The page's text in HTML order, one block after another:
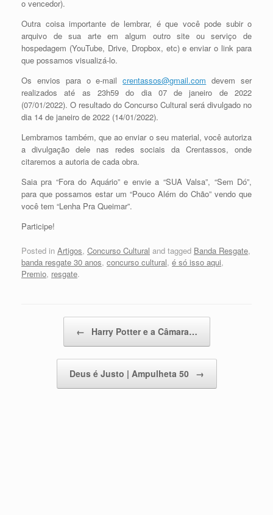
o vencedor).
Outra coisa importante de lembrar, é que você pode subir o
arquivo de sua arte em algum outro site ou serviço de
hospedagem (YouTube, Drive, Dropbox, etc) e enviar o link para
que possamos visualizá-lo.
Os envios para o e-mailcrentassos@gmail.com devem ser
realizados até as 23h59 do dia 07 de janeiro de 2022
(07/01/2022). O resultado do Concurso Cultural será divulgado no
dia 14 de janeiro de 2022 (14/01/2022).
Lembramos também, que ao enviar o seu material, você autoriza
a divulgação dele nas redes sociais da Crentassos, onde
citaremos a autoria de cada obra.
Saia pra “Fora do Aquário” e envie a “SUA Valsa”, “Sem Dó”,
para que possamos estar um “Pouco Além do Chão” vendo que
você tem “Lenha Pra Queimar”.
Participe!
Posted in Artigos, Concurso Cultural and tagged Banda Resgate,
banda resgate 30 anos, concurso cultural, é só isso aqui,
Premio, resgate.
← Harry Potter e a Câmara…
Deus é Justo | Ampulheta 50 →